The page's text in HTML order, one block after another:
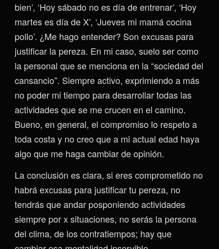
bien’, ‘Hoy sábado no es día de entrenar’, ‘Hoy
martes es día de X’, ‘Jueves mi mamá cocina
pollo’. ¿Me hago entender? Son excusas para
justificar la pereza. En mi caso, suelo ser como
la personal que se menciona en la “sociedad del
cansancio”. Siempre activo, exprimiendo a más
no poder mi tiempo para desarrollar todas las
actividades que se me crucen en el camino.
Bueno, en general, el compromiso lo respeto a
toda costa y no creo que a mi actual edad haya
algo que me haga cambiar de opinión.
La conclusión es clara, si eres comprometido no
habrá excusas para justificar tu pereza, no
tendrás que andar posponiendo actividades
siempre por x situaciones, no serás la persona
del clima, de los contratiempos; hay que